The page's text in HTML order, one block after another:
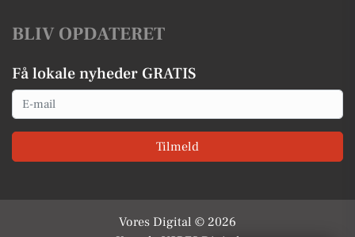
BLIV OPDATERET
Få lokale nyheder GRATIS
Email
Tilmeld
Vores Digital © 2026